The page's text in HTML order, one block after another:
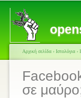
Αρχική σελίδα › Ιστολόγια ›
σε